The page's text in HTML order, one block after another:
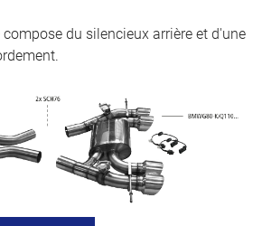
du silencieux arrière et d'une